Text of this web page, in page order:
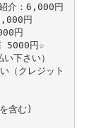
介：6,000円
円
円
5000円☆
下さい）
（クレジット
含む)